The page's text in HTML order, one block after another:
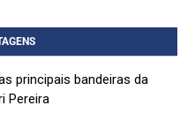
principais bandeiras da
Pereira